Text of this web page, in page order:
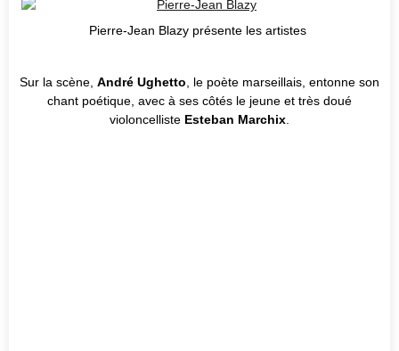
Pierre-Jean Blazy présente les artistes
Sur la scène, André Ughetto , le poète marseillais, entonne son
chant poétique, avec à ses côtés le jeune et très doué
violoncelliste Esteban Marchix